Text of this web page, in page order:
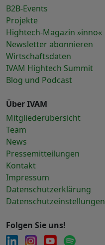
B2B-Events
Projekte
Hightech-Magazin »inno«
Newsletter abonnieren
Wirtschaftsdaten
IVAM Hightech Summit
Blog und Podcast
Über IVAM
Mitgliederübersicht
Team
News
Pressemitteilungen
Kontakt
Impressum
Datenschutzerklärung
Datenschutzeinstellungen
Folgen Sie uns!